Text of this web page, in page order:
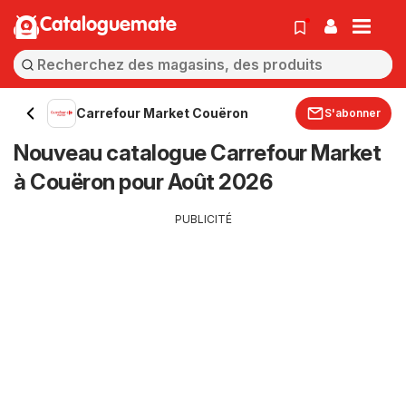
Cataloguemate
Carrefour Market Couëron S'abonner
Nouveau catalogue Carrefour Market
à Couëron pour Août 2026
PUBLICITÉ